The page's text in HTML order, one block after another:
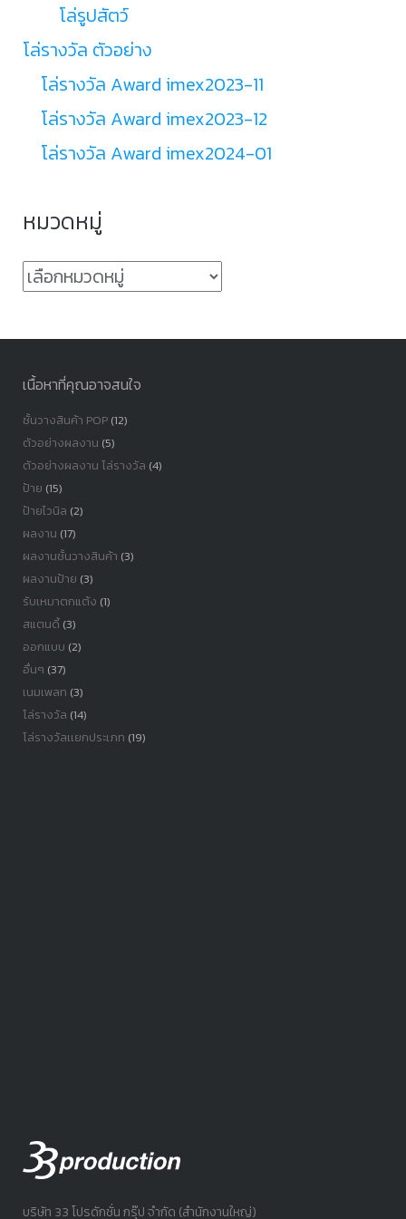
โล่รูปสัตว์
โล่รางวัล ตัวอย่าง
โล่รางวัล Award imex2023-11
โล่รางวัล Award imex2023-12
โล่รางวัล Award imex2024-01
หมวดหมู่
หมวด
เนื้อหาที่คุณอาจสนใจ
ชั้นวางสินค้า POP(12)
ตัวอย่างผลงาน (5)
ตัวอย่างผลงาน โล่รางวัล (4)
ป้าย (15)
ป้ายไวนิล (2)
ผลงาน (17)
ผลงานชั้นวางสินค้า (3)
ผลงานป้าย (3)
รับเหมาตกแต้ง (1)
สแตนดี้(3)
ออกแบบ (2)
อื่นๆ (37)
เนมเพลท (3)
โล่รางวัล (14)
โล่รางวัลเเยกประเภท (19)
บริษัท 33 โปรดักชั่น กรุ๊ป จำกัด (สำนักงานใหญ่)